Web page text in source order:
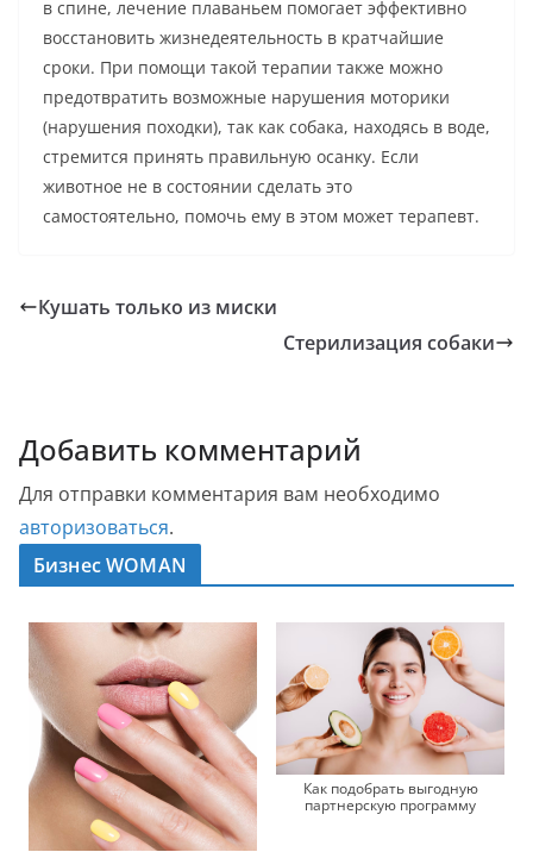
в спине, лечение плаваньем помогает эффективно
восстановить жизнедеятельность в кратчайшие
сроки. При помощи такой терапии также можно
предотвратить возможные нарушения моторики
(нарушения походки), так как собака, находясь в воде,
стремится принять правильную осанку. Если
животное не в состоянии сделать это
самостоятельно, помочь ему в этом может терапевт.
Кушать только из миски
Стерилизация собаки
Добавить комментарий
Для отправки комментария вам необходимо
авторизоваться.
Бизнес WOMAN
Как подобрать выгодную
партнерскую программу